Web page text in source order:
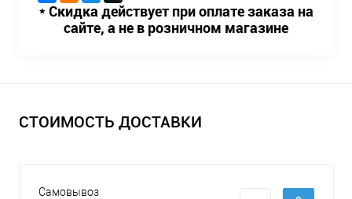
* Скидка действует при оплате заказа на
сайте, а не в розничном магазине
СТОИМОСТЬ ДОСТАВКИ
Самовывоз